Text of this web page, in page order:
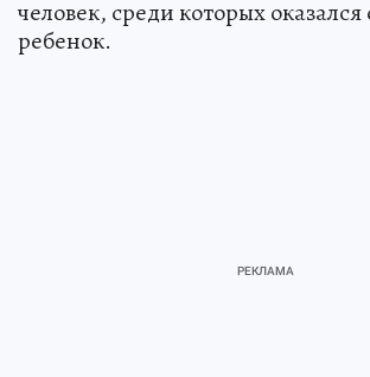
человек, среди которых
ребенок.